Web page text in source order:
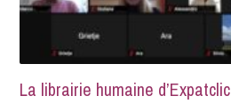
La librairie humaine d’Expatclic